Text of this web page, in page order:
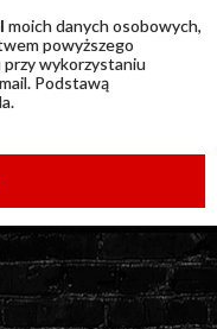
moich danych osobowych,
powyższego
wykorzystaniu
Podstawą